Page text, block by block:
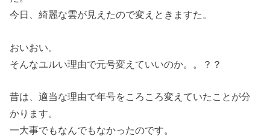
今日、綺麗な雲が見えたので変えときますた。
おいおい。
そんなユルい理由で元号変えていいのか。。？？
昔は、適当な理由で年号をころころ変えていたことが分
かります。
一大事でもなんでもなかったのです。